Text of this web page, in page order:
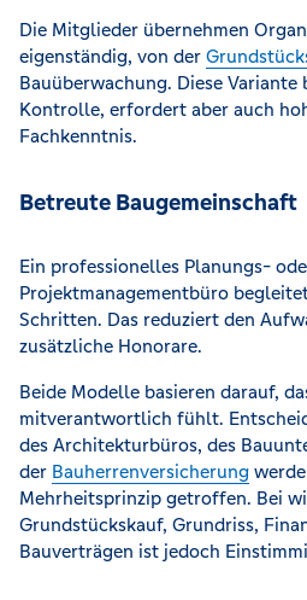
Die Mitglieder übernehmen
eigenständig, von der
Bauüberwachung. Diese
Kontrolle, erfordert aber auch
Fachkenntnis.
Betreute Baugemeinschaft
Ein professionelles Planungs-
Projektmanagementbüro
Schritten. Das reduziert den
zusätzliche Honorare.
Beide Modelle basieren darauf,
mitverantwortlich fühlt.
des Architekturbüros, des
der Bauherrenversicherung
Mehrheitsprinzip getroffen. Bei
Grundstückskauf, Grundriss,
Bauverträgen ist jedoch